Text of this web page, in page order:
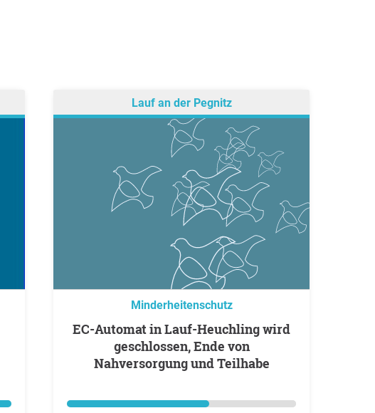
Lauf an der Pegnitz
Minderheitenschutz
EC-Automat in Lauf-Heuchling wird
geschlossen, Ende von
Nahversorgung und Teilhabe